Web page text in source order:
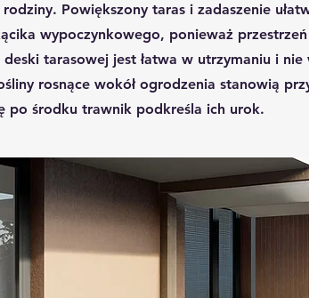
Powiększony taras i zadaszenie
wypoczynkowego, ponieważ
tarasowej jest łatwa w utrzymaniu i nie
rosnące wokół ogrodzenia stanowią
po środku trawnik podkreśla ich urok.